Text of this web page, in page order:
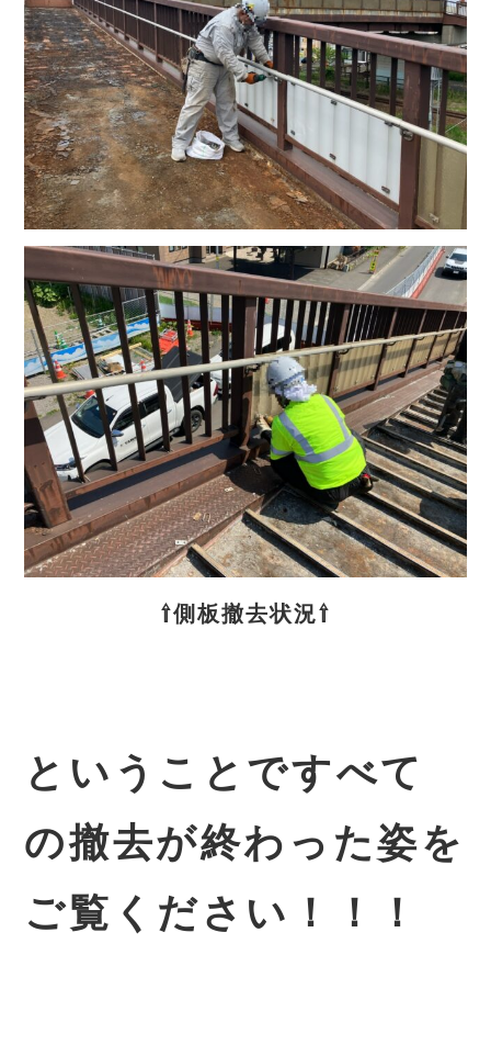
⇧側板撤去状況⇧
ということですべて
の撤去が終わった姿を
ご覧ください！！！